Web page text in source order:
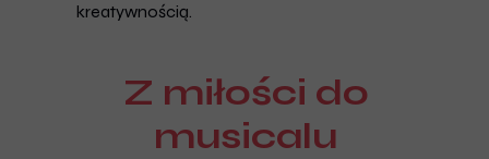
kreatywnością.
Z miłości do
musicalu